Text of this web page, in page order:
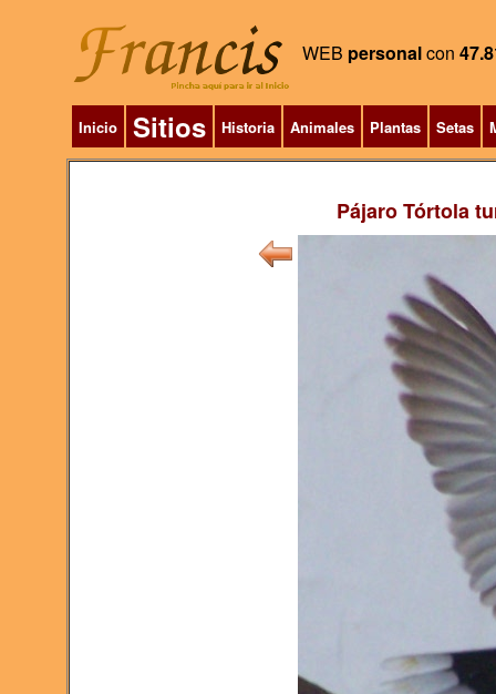
WEB personalcon
Inicio Sitios Historia Animales Plantas Setas
Pájaro Tórtola